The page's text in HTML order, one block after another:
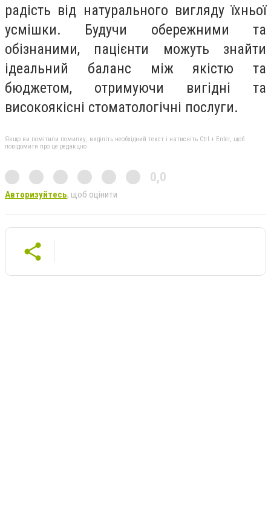
радість від натурального вигляду їхньої
усмішки. Будучи обережними та
обізнаними, пацієнти можуть знайти
ідеальний баланс між якістю та
бюджетом, отримуючи вигідні та
високоякісні стоматологічні послуги.
Якщо ви помітили помилку, виділіть необхідний текст і натисніть Ctrl + Enter, щоб
повідомити про це редакцію
0,0
Авторизуйтесь, щоб оцінити